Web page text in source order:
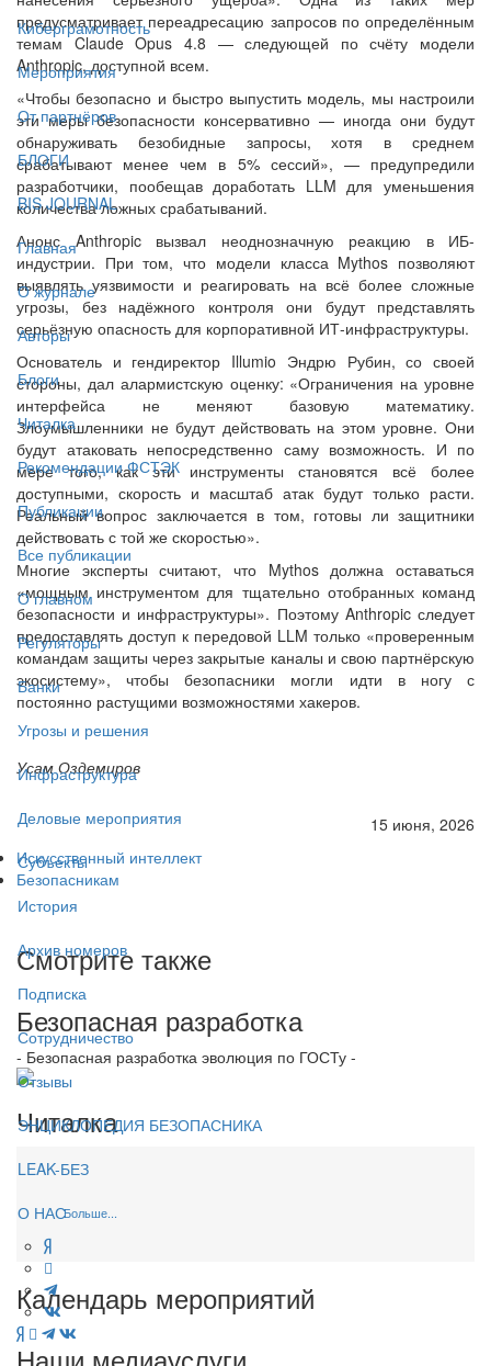
Киберграмотность
Мероприятия
От партнёров
БЛОГИ
BIS JOURNAL
Главная
О журнале
Авторы
Блоги
Читалка
Рекомендации ФСТЭК
Публикации
Все публикации
О главном
Регуляторы
Банки
Угрозы и решения
Инфраструктура
Деловые мероприятия
Субъекты
История
Архив номеров
Подписка
Сотрудничество
Отзывы
ЭНЦИКЛОПЕДИЯ БЕЗОПАСНИКА
LEAK-БЕЗ
О НАС
предусматривает переадресацию запросов по определённым
темам Claude Opus 4.8 — следующей по счёту модели
Anthropic, доступной всем.
«Чтобы безопасно и быстро выпустить модель, мы настроили
эти меры безопасности консервативно — иногда они будут
обнаруживать безобидные запросы, хотя в среднем
срабатывают менее чем в 5% сессий», — предупредили
разработчики, пообещав доработать LLM для уменьшения
количества ложных срабатываний.
Анонс Anthropic вызвал неоднозначную реакцию в ИБ-
индустрии. При том, что модели класса Mythos позволяют
выявлять уязвимости и реагировать на всё более сложные
угрозы, без надёжного контроля они будут представлять
серьёзную опасность для корпоративной ИТ-инфраструктуры.
Основатель и гендиректор Illumio Эндрю Рубин, со своей
стороны, дал алармистскую оценку: «Ограничения на уровне
интерфейса не меняют базовую математику.
Злоумышленники не будут действовать на этом уровне. Они
будут атаковать непосредственно саму возможность. И по
мере того, как эти инструменты становятся всё более
доступными, скорость и масштаб атак будут только расти.
Реальный вопрос заключается в том, готовы ли защитники
действовать с той же скоростью».
Многие эксперты считают, что Mythos должна оставаться
«мощным инструментом для тщательно отобранных команд
безопасности и инфраструктуры». Поэтому Anthropic следует
предоставлять доступ к передовой LLM только «проверенным
командам защиты через закрытые каналы и свою партнёрскую
экосистему», чтобы безопасники могли идти в ногу с
постоянно растущими возможностями хакеров.
Усам Оздемиров
15 июня, 2026
Искусственный интеллект
Безопасникам
Смотрите также
Безопасная разработка
- Безопасная разработка эволюция по ГОСТу -
Читалка
Больше...
Календарь мероприятий